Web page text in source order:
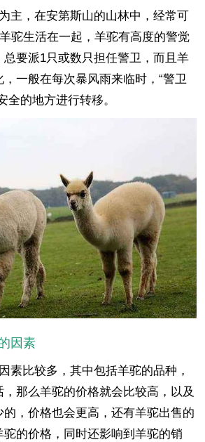
主，在安第斯山的山林中，经常可
驼生活在一起，羊驼有高度的警觉
要派1只或数只担任警卫，而且羊
一般在每次暴风雨来临时，“警卫
全的地方进行转移。
因素
素比较多，其中包括羊驼的品种，
那么羊驼的价格就会比较高，以及
，价格也会更高，还有羊驼出售的
的价格，同时还影响到羊驼的销